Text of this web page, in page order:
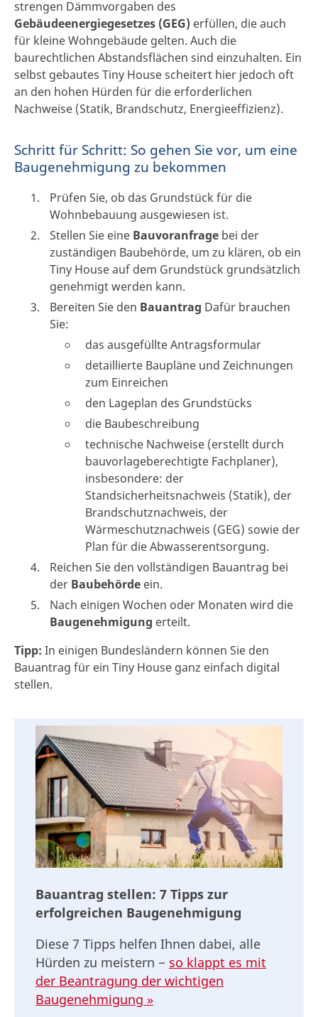
strengen Dämmvorgaben des
Gebäudeenergiegesetzes (GEG) erfüllen, die auch
für kleine Wohngebäude gelten. Auch die
baurechtlichen Abstandsflächen sind einzuhalten. Ein
selbst gebautes Tiny House scheitert hier jedoch oft
an den hohen Hürden für die erforderlichen
Nachweise (Statik, Brandschutz, Energieeffizienz).
Schritt für Schritt: So gehen Sie vor, um eine
Baugenehmigung zu bekommen
Prüfen Sie, ob das Grundstück für die
Wohnbebauung ausgewiesen ist.
Stellen Sie eine Bauvoranfrage bei der
zuständigen Baubehörde, um zu klären, ob ein
Tiny House auf dem Grundstück grundsätzlich
genehmigt werden kann.
Bereiten Sie den Bauantrag Dafür brauchen
Sie:
das ausgefüllte Antragsformular
detaillierte Baupläne und Zeichnungen
zum Einreichen
den Lageplan des Grundstücks
die Baubeschreibung
technische Nachweise (erstellt durch
bauvorlageberechtigte Fachplaner),
insbesondere: der
Standsicherheitsnachweis (Statik), der
Brandschutznachweis, der
Wärmeschutznachweis (GEG) sowie der
Plan für die Abwasserentsorgung.
Reichen Sie den vollständigen Bauantrag bei
der Baubehörde ein.
Nach einigen Wochen oder Monaten wird die
Baugenehmigung erteilt.
Tipp: In einigen Bundesländern können Sie den
Bauantrag für ein Tiny House ganz einfach digital
stellen.
Bauantrag stellen: 7 Tipps zur
erfolgreichen Baugenehmigung
Diese 7 Tipps helfen Ihnen dabei, alle
Hürden zu meistern − so klappt es mit
der Beantragung der wichtigen
Baugenehmigung »